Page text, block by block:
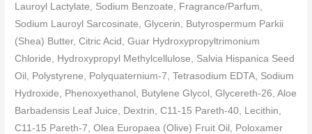
Lauroyl Lactylate, Sodium Benzoate, Fragrance/Parfum,
Sodium Lauroyl Sarcosinate, Glycerin, Butyrospermum Parkii
(Shea) Butter, Citric Acid, Guar Hydroxypropyltrimonium
Chloride, Hydroxypropyl Methylcellulose, Salvia Hispanica Seed
Oil, Polystyrene, Polyquaternium-7, Tetrasodium EDTA, Sodium
Hydroxide, Phenoxyethanol, Butylene Glycol, Glycereth-26, Aloe
Barbadensis Leaf Juice, Dextrin, C11-15 Pareth-40, Lecithin,
C11-15 Pareth-7, Olea Europaea (Olive) Fruit Oil, Poloxamer